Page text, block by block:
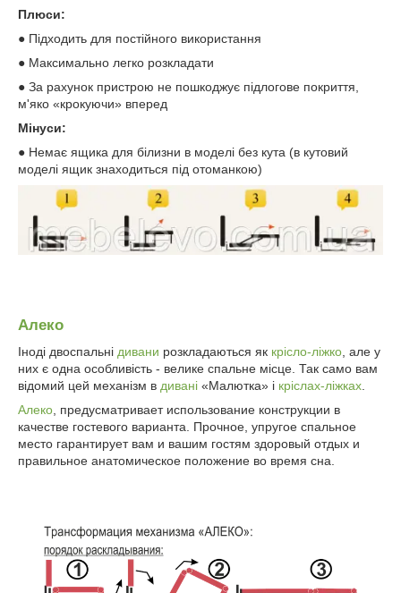
Плюси:
● Підходить для постійного використання
● Максимально легко розкладати
● За рахунок пристрою не пошкоджує підлогове покриття,
м'яко «крокуючи» вперед
Мінуси:
● Немає ящика для білизни в моделі без кута (в кутовий
моделі ящик знаходиться під отоманкою)
Алеко
Іноді двоспальні дивани розкладаються як крісло-ліжко, але у
них є одна особливість - велике спальне місце. Так само вам
відомий цей механізм в дивані «Малютка» і кріслах-ліжках.
Алеко, предусматривает использование конструкции в
качестве гостевого варианта. Прочное, упругое спальное
место гарантирует вам и вашим гостям здоровый отдых и
правильное анатомическое положение во время сна.